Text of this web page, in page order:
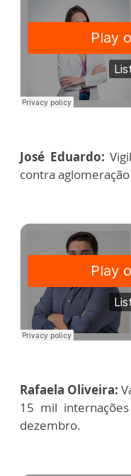
José Eduardo:
contra
Rafaela Oliveira:
15 mil
dezembro.